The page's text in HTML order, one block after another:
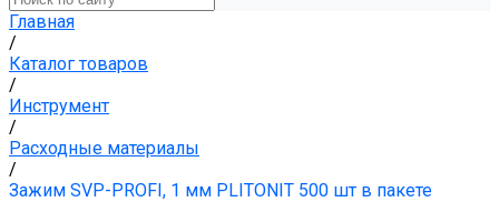
Главная
/
Каталог товаров
/
Инструмент
/
Расходные материалы
/
Зажим SVP-PROFI, 1 мм PLITONIT 500 шт в пакете